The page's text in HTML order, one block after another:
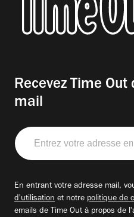
Recevez Time
mail
Entrez
votre
adresse
En entrant votre adresse mail,
d'utilisation et notre politique de
emails de Time Out à propos de